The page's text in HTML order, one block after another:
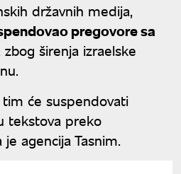
državnih medija,
pregovore sa
širenja izraelske
će suspendovati
tekstova preko
agencija Tasnim.